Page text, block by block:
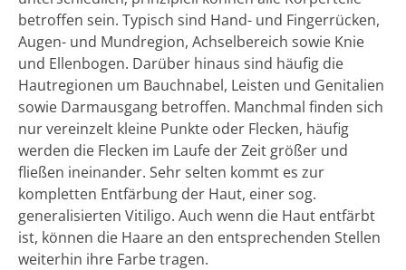
betroffen sein. Typisch sind Hand- und Fingerrücken,
Augen- und Mundregion, Achselbereich sowie Knie
und Ellenbogen. Darüber hinaus sind häufig die
Hautregionen um Bauchnabel, Leisten und Genitalien
sowie Darmausgang betroffen. Manchmal finden sich
nur vereinzelt kleine Punkte oder Flecken, häufig
werden die Flecken im Laufe der Zeit größer und
fließen ineinander. Sehr selten kommt es zur
kompletten Entfärbung der Haut, einer sog.
generalisierten Vitiligo. Auch wenn die Haut entfärbt
ist, können die Haare an den entsprechenden Stellen
weiterhin ihre Farbe tragen.